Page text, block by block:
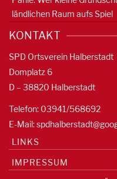
ländlichen Raum aufs Spiel
KONTAKT
SPD Ortsverein Halberstadt
Domplatz 6
D – 38820 Halberstadt
Telefon: 03941/568692
E-Mail:
LINKS
IMPRESSUM